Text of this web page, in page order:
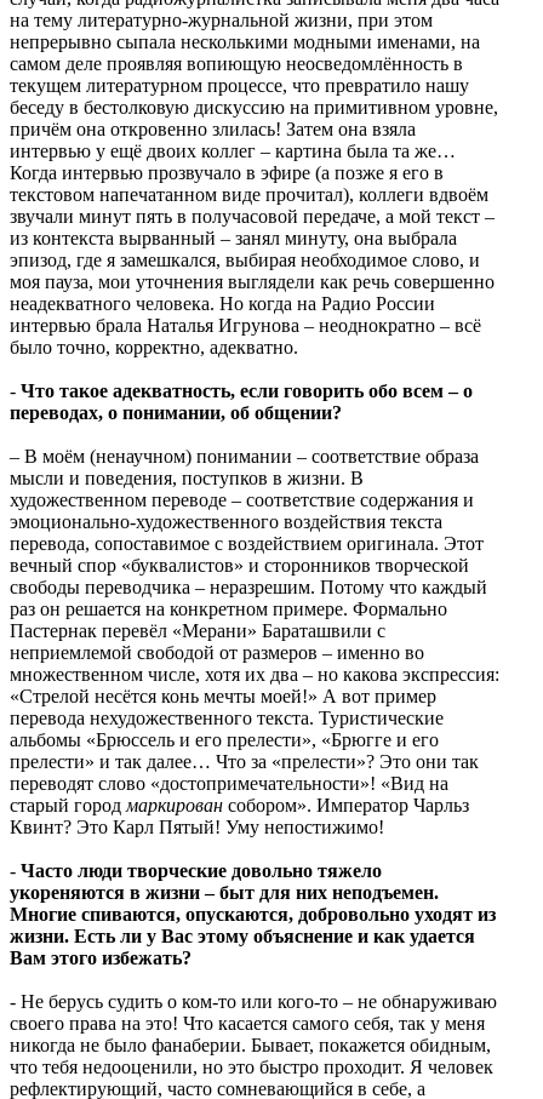
на тему литературно-журнальной жизни, при этом
непрерывно сыпала несколькими модными именами, на
самом деле проявляя вопиющую неосведомлённость в
текущем литературном процессе, что превратило нашу
беседу в бестолковую дискуссию на примитивном уровне,
причём она откровенно злилась! Затем она взяла
интервью у ещё двоих коллег – картина была та же…
Когда интервью прозвучало в эфире (а позже я его в
текстовом напечатанном виде прочитал), коллеги вдвоём
звучали минут пять в получасовой передаче, а мой текст –
из контекста вырванный – занял минуту, она выбрала
эпизод, где я замешкался, выбирая необходимое слово, и
моя пауза, мои уточнения выглядели как речь совершенно
неадекватного человека. Но когда на Радио России
интервью брала Наталья Игрунова – неоднократно – всё
было точно, корректно, адекватно.
- Что такое адекватность, если говорить обо всем – о
переводах, о понимании, об общении?
– В моём (ненаучном) понимании – соответствие образа
мысли и поведения, поступков в жизни. В
художественном переводе – соответствие содержания и
эмоционально-художественного воздействия текста
перевода, сопоставимое с воздействием оригинала. Этот
вечный спор «буквалистов» и сторонников творческой
свободы переводчика – неразрешим. Потому что каждый
раз он решается на конкретном примере. Формально
Пастернак перевёл «Мерани» Бараташвили с
неприемлемой свободой от размеров – именно во
множественном числе, хотя их два – но какова экспрессия:
«Стрелой несётся конь мечты моей!» А вот пример
перевода нехудожественного текста. Туристические
альбомы «Брюссель и его прелести», «Брюгге и его
прелести» и так далее… Что за «прелести»? Это они так
переводят слово «достопримечательности»! «Вид на
старый город маркирован собором». Император Чарльз
Квинт? Это Карл Пятый! Уму непостижимо!
- Часто люди творческие довольно тяжело
укореняются в жизни – быт для них неподъемен.
Многие спиваются, опускаются, добровольно уходят из
жизни. Есть ли у Вас этому объяснение и как удается
Вам этого избежать?
- Не берусь судить о ком-то или кого-то – не обнаруживаю
своего права на это! Что касается самого себя, так у меня
никогда не было фанаберии. Бывает, покажется обидным,
что тебя недооценили, но это быстро проходит. Я человек
рефлектирующий, часто сомневающийся в себе, а